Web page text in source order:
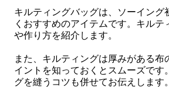
キルティングバッグは、ソーイング
くおすすめのアイテムです。キルテ
や作り方を紹介します。
また、キルティングは厚みがある布
イントを知っておくとスムーズです
グを縫うコツも併せてお伝えします。